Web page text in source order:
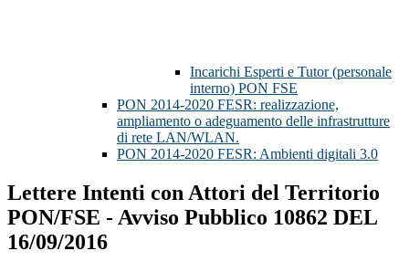
Incarichi Esperti e Tutor (personale
interno) PON FSE
PON 2014-2020 FESR: realizzazione,
ampliamento o adeguamento delle infrastrutture
di rete LAN/WLAN.
PON 2014-2020 FESR: Ambienti digitali 3.0
Lettere Intenti con Attori del Territorio
PON/FSE - Avviso Pubblico 10862 DEL
16/09/2016